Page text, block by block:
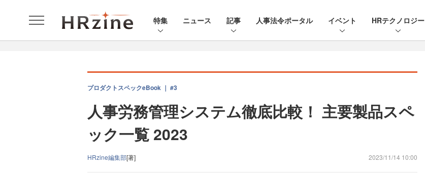
特集 ニュース 記事 人事法令ポータル イベント HRテクノロジー
プロダクトスペックeBook ｜ #3
人事労務管理システム徹底比較！ 主要製品スペ
ック一覧 2023
HRzine編集部[著] 2023/11/14 10:00